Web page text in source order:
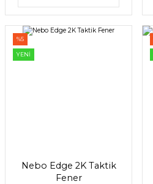
%5
YENİ
Nebo Edge 2K Taktik
Fener